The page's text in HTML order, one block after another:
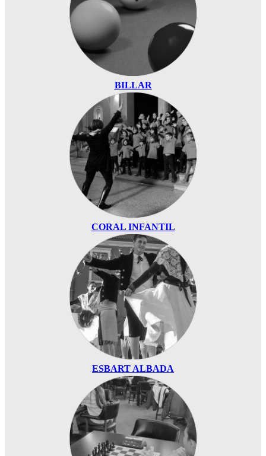
BILLAR
CORAL INFANTIL
ESBART ALBADA